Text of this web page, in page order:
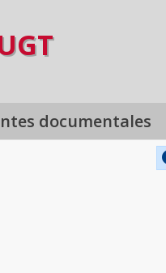
documentales